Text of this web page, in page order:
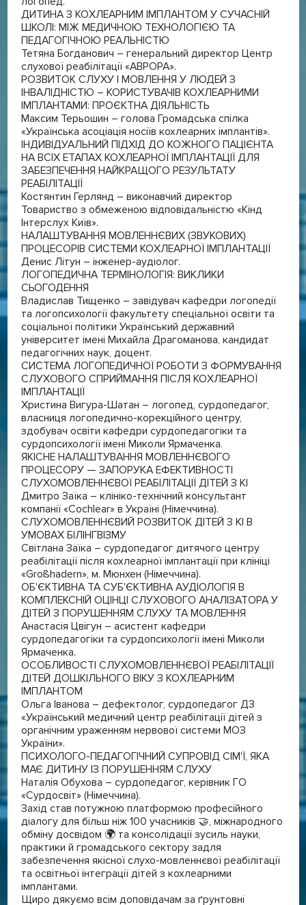
ДИТИНА З КОХЛЕАРНИМ ІМПЛАНТОМ У СУЧАСНІЙ
ШКОЛІ: МІЖ МЕДИЧНОЮ ТЕХНОЛОГІЄЮ ТА
ПЕДАГОГІЧНОЮ РЕАЛЬНІСТЮ
Тетяна Богданович – генеральний директор Центр
слухової реабілітації «АВРОРА».
РОЗВИТОК СЛУХУ І МОВЛЕННЯ У ЛЮДЕЙ З
ІНВАЛІДНІСТЮ – КОРИСТУВАЧІВ КОХЛЕАРНИМИ
ІМПЛАНТАМИ: ПРОЄКТНА ДІЯЛЬНІСТЬ
Максим Терьошин – голова Громадська спілка
«Українська асоціація носіїв кохлеарних імплантів».
ІНДИВІДУАЛЬНИЙ ПІДХІД ДО КОЖНОГО ПАЦІЄНТА
НА ВСІХ ЕТАПАХ КОХЛЕАРНОЇ ІМПЛАНТАЦІЇ ДЛЯ
ЗАБЕЗПЕЧЕННЯ НАЙКРАЩОГО РЕЗУЛЬТАТУ
РЕАБІЛІТАЦІЇ
Костянтин Герлянд – виконавчий директор
Товариство з обмеженою відповідальністю «Кінд
Інтерслух Київ».
НАЛАШТУВАННЯ МОВЛЕННЄВИХ (ЗВУКОВИХ)
ПРОЦЕСОРІВ СИСТЕМИ КОХЛЕАРНОЇ ІМПЛАНТАЦІЇ
Денис Літун – інженер-аудіолог.
ЛОГОПЕДИЧНА ТЕРМІНОЛОГІЯ: ВИКЛИКИ
СЬОГОДЕННЯ
Владислав Тищенко – завідувач кафедри логопедії
та логопсихології факультету спеціальної освіти та
соціальної політики Український державний
університет імені Михайла Драгоманова, кандидат
педагогічних наук, доцент.
СИСТЕМА ЛОГОПЕДИЧНОЇ РОБОТИ З ФОРМУВАННЯ
СЛУХОВОГО СПРИЙМАННЯ ПІСЛЯ КОХЛЕАРНОЇ
ІМПЛАНТАЦІЇ
Христина Вигура-Шатан – логопед, сурдопедагог,
власниця логопедично-корекційного центру,
здобувач освіти кафедри сурдопедагогіки та
сурдопсихології імені Миколи Ярмаченка.
ЯКІСНЕ НАЛАШТУВАННЯ МОВЛЕННЄВОГО
ПРОЦЕСОРУ — ЗАПОРУКА ЕФЕКТИВНОСТІ
СЛУХОМОВЛЕННЄВОЇ РЕАБІЛІТАЦІЇ ДІТЕЙ З КІ
Дмитро Заїка – клініко-технічний консультант
компанії «Cochlear» в Україні (Німеччина).
СЛУХОМОВЛЕННЄВИЙ РОЗВИТОК ДІТЕЙ З КІ В
УМОВАХ БІЛІНГВІЗМУ
Світлана Заїка – сурдопедагог дитячого центру
реабілітації після кохлеарної імплантації при клініці
«Großhadern», м. Мюнхен (Німеччина).
ОБ'ЄКТИВНА ТА СУБ'ЄКТИВНА АУДІОЛОГІЯ В
КОМПЛЕКСНІЙ ОЦІНЦІ СЛУХОВОГО АНАЛІЗАТОРА У
ДІТЕЙ З ПОРУШЕННЯМ СЛУХУ ТА МОВЛЕННЯ
Анастасія Цвігун – асистент кафедри
сурдопедагогіки та сурдопсихології імені Миколи
Ярмаченка.
ОСОБЛИВОСТІ СЛУХОМОВЛЕННЄВОЇ РЕАБІЛІТАЦІЇ
ДІТЕЙ ДОШКІЛЬНОГО ВІКУ З КОХЛЕАРНИМ
ІМПЛАНТОМ
Ольга Іванова – дефектолог, сурдопедагог ДЗ
«Український медичний центр реабілітації дітей з
органічним ураженням нервової системи МОЗ
України».
ПСИХОЛОГО-ПЕДАГОГІЧНИЙ СУПРОВІД СІМ'Ї, ЯКА
МАЄ ДИТИНУ ІЗ ПОРУШЕННЯМ СЛУХУ
Наталія Обухова – сурдопедагог, керівник ГО
«Сурдосвіт» (Німеччина).
Захід став потужною платформою професійного
діалогу для більш ніж 100 учасників 🤝, міжнародного
обміну досвідом 🌍 та консолідації зусиль науки,
практики й громадського сектору задля
забезпечення якісної слухо-мовленнєвої реабілітації
та освітньої інтеграції дітей з кохлеарними
імплантами.
Щиро дякуємо всім доповідачам за ґрунтовні